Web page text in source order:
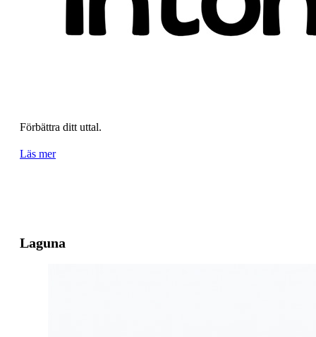
Förbättra ditt uttal.
Läs mer
Laguna